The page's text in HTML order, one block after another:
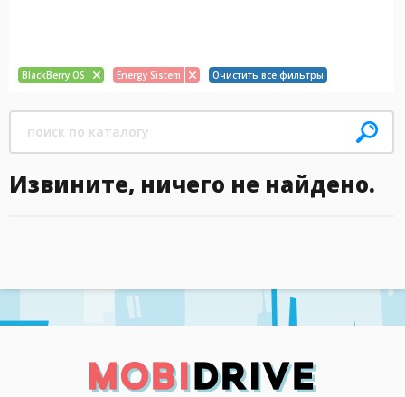
BlackBerry OS Energy Sistem Очистить все фильтры
Извините, ничего не найдено.